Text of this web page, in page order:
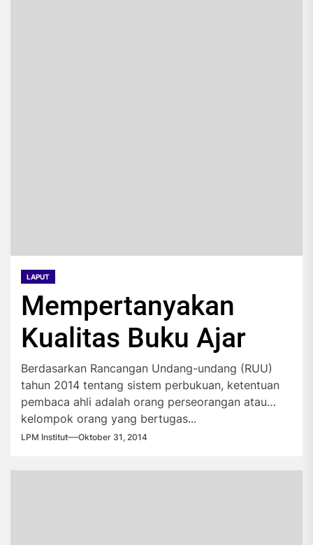
LAPUT
Mempertanyakan
Kualitas Buku Ajar
Berdasarkan Rancangan Undang-undang (RUU)
tahun 2014 tentang sistem perbukuan, ketentuan
pembaca ahli adalah orang perseorangan atau
kelompok orang yang bertugas...
LPM Institut Oktober 31, 2014